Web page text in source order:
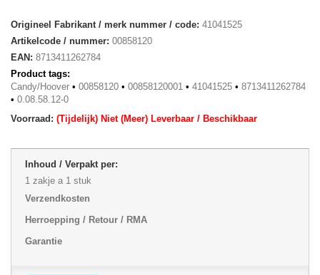
Origineel Fabrikant / merk nummer / code: 41041525
Artikelcode / nummer: 00858120
EAN: 8713411262784
Product tags:
Candy/Hoover • 00858120 • 00858120001 • 41041525 • 8713411262784
• 0.08.58.12-0
Voorraad: (Tijdelijk) Niet (Meer) Leverbaar / Beschikbaar
Inhoud / Verpakt per:
1 zakje a 1 stuk
Verzendkosten
Herroepping / Retour / RMA
Garantie